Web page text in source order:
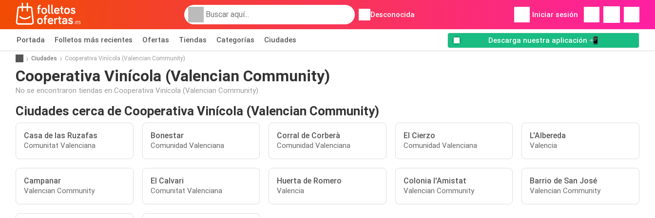
Desconocida Iniciar sesión
Portada Folletos más recientes Ofertas Tiendas Categorías Ciudades Descarga nuestra aplicación 📲
Ciudades Cooperativa Vinícola (Valencian Community)
Cooperativa Vinícola (Valencian Community)
No se encontraron tiendas en Cooperativa Vinícola (Valencian Community).
Ciudades cerca de Cooperativa Vinícola (Valencian Community)
Casa de las Ruzafas
Comunitat Valenciana
Bonestar
Comunidad Valenciana
Corral de Corberà
Comunidad Valenciana
El Cierzo
Comunidad Valenciana
L'Albereda
Valencia
Campanar
Valencian Community
El Calvari
Comunitat Valenciana
Huerta de Romero
Valencia
Colonia l'Amistat
Valencian Community
Barrio de San José
Valencian Community